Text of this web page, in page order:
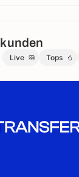
Live Tops